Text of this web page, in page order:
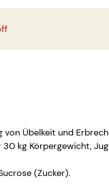
von Übelkeit und
kg Körpergewicht,
(Zucker).